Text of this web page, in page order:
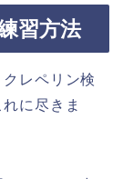
習方法
レペリン検
れに尽きま